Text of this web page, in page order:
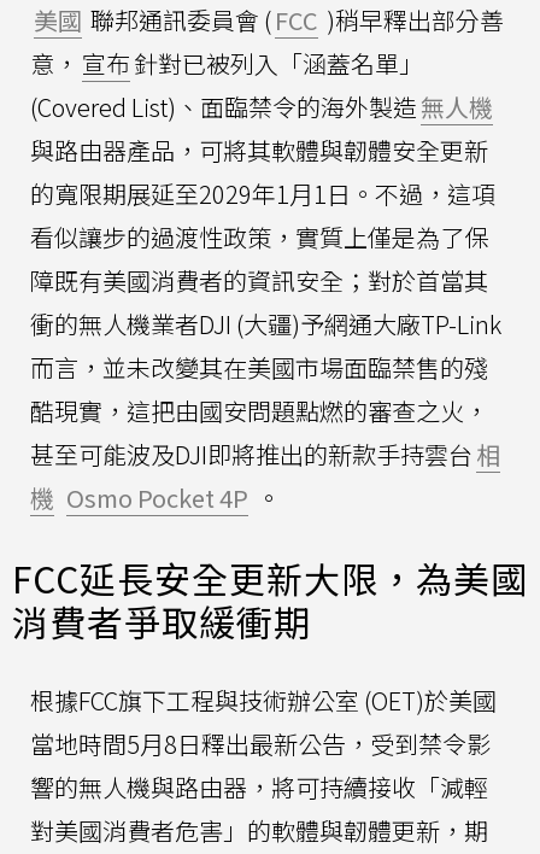
美國 聯邦通訊委員會 (FCC )稍早釋出部分善
意， 宣布針對已被列入「涵蓋名單」
(Covered List)、面臨禁令的海外製造無人機
與路由器產品，可將其軟體與韌體安全更新
的寬限期展延至2029年1月1日。不過，這項
看似讓步的過渡性政策，實質上僅是為了保
障既有美國消費者的資訊安全；對於首當其
衝的無人機業者DJI (大疆)予網通大廠TP-Link
而言，並未改變其在美國市場面臨禁售的殘
酷現實，這把由國安問題點燃的審查之火，
甚至可能波及DJI即將推出的新款手持雲台相
機 Osmo Pocket 4P 。
FCC延長安全更新大限，為美國
消費者爭取緩衝期
根據FCC旗下工程與技術辦公室 (OET)於美國
當地時間5月8日釋出最新公告，受到禁令影
響的無人機與路由器，將可持續接收「減輕
對美國消費者危害」的軟體與韌體更新，期